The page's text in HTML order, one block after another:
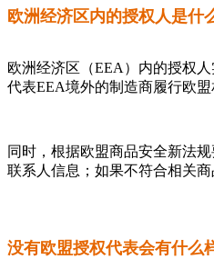
欧洲经济区内的授权人是什
欧洲经济区（EEA）内的授权
代表EEA境外的制造商履行欧
同时，根据欧盟商品安全新法
联系人信息；如果不符合相关
没有欧盟授权代表会有什么